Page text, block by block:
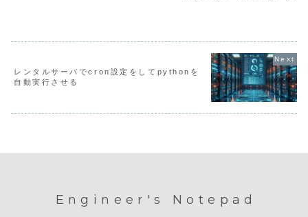
レンタルサーバでcron設定をしてpythonを
自動実行させる
Engineer's Notepad